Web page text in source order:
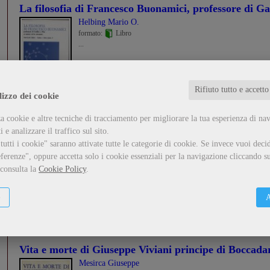
dei cookie
Rifiuto tutto e
cookie e altre tecniche di tracciamento per migliorare la tua esperienza di
e analizzare il traffico sul sito.
i cookie" saranno attivate tutte le categorie di cookie. Se invece vuoi
oppure accetta solo i cookie essenziali per la navigazione cliccando
la Cookie Policy.
La filosofia di Francesco Buonamici, professore di
Helbing Mario O.
formato:
Libro
...
Lamenti storici pisani
Varanini Giorgio
formato:
Libro
Vita e morte di Giuseppe Viviani principe di
Mesirca Giuseppe